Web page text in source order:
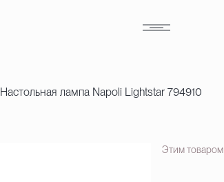
Настольная лампа Napoli Lightstar 794910
Этим товаром